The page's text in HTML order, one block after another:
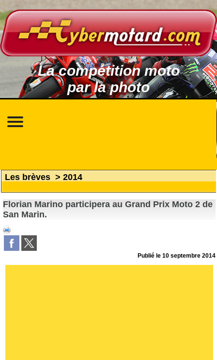
La compétition moto
par la photo
Les brèves > 2014
Florian Marino participera au Grand Prix Moto 2 de
San Marin.
Publié le10 septembre 2014